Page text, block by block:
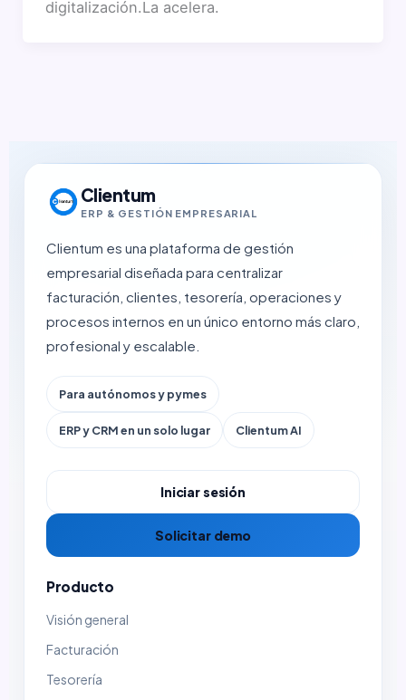
digitalización.La acelera.
Clientum
ERP & GESTIÓN EMPRESARIAL
Clientum es una plataforma de gestión
empresarial diseñada para centralizar
facturación, clientes, tesorería, operaciones y
procesos internos en un único entorno más claro,
profesional y escalable.
Para autónomos y pymes
ERP y CRM en un solo lugar Clientum AI
Iniciar sesión
Solicitar demo
Producto
Visión general
Facturación
Tesorería